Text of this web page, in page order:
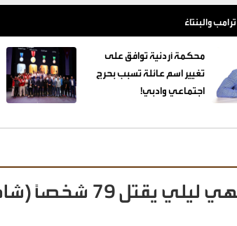
والبنتاغون
محكمة أردنية توافق على
تغيير اسم عائلة تسبب بحرج
اجتماعي وادبي!
79 شخصاً (شاهد)